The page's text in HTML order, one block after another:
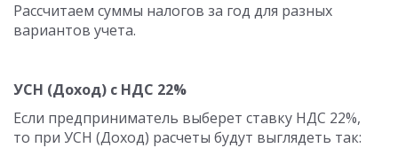
Рассчитаем суммы налогов за год для разных
вариантов учета.
УСН (Доход) с НДС 22%
Если предприниматель выберет ставку НДС 22%,
то при УСН (Доход) расчеты будут выглядеть так: